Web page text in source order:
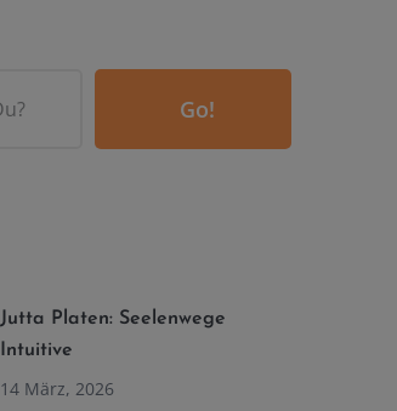
Go!
Jutta Platen: Seelenwege
Intuitive
14 März, 2026